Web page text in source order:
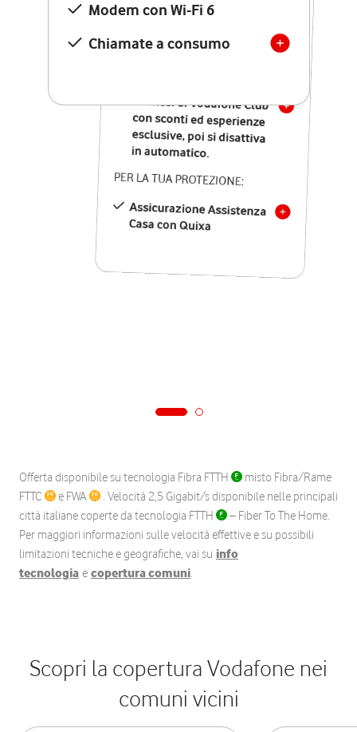
Modem con Wi-Fi 6
Chiamate a consumo
Chiamate illimitate verso
numeri fissi e mobili
nazionali
12 mesi di Vodafone Club
con sconti ed esperienze
esclusive, poi si disattiva
in automatico.
PER LA TUA PROTEZIONE:
Assicurazione Assistenza
Casa con Quixa
Offerta disponibile su tecnologia Fibra FTTH
misto Fibra/Rame
FTTC
e FWA
. Velocità 2,5 Gigabit/s disponibile nelle principali
città italiane coperte da tecnologia FTTH
– Fiber To The Home.
Per maggiori informazioni sulle velocità effettive e su possibili
limitazioni tecniche e geografiche, vai su info
tecnologia e copertura comuni.
Scopri la copertura Vodafone nei
comuni vicini